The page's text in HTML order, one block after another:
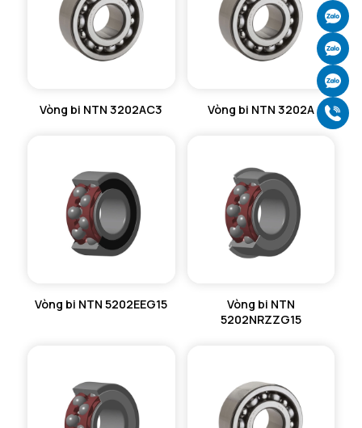
VÒNG BI CHẶN TRỤC NTN
VÒNG BI LĂN TRỤ ĐẨY NTN
GỐI ĐỠ 2 NỬA NTN
MÁY GIA NHIỆT NTN
Vòng bi NTN 3202AC3 Vòng bi NTN 3202A
Vòng bi NTN 5202EEG15
Vòng bi NTN
5202NRZZG15